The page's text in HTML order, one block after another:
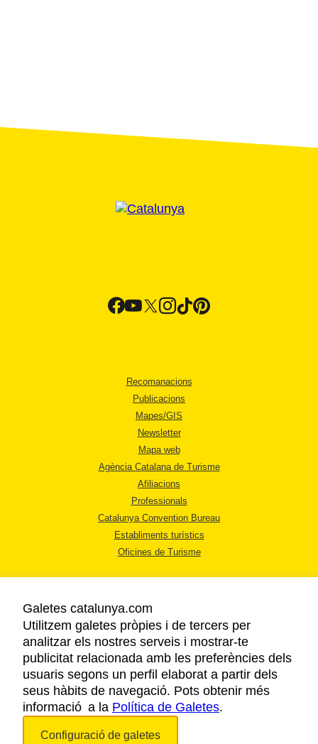
Recomanacions
Publicacions
Mapes/GIS
Newsletter
Mapa web
Agència Catalana de Turisme
Afiliacions
Professionals
Catalunya Convention Bureau
Establiments turístics
Oficines de Turisme
AVÍS LEGAL
POLÍTICA DE PRIVACITAT
COOKIES
ACCESSIBILITAT
Galetes catalunya.com
Utilitzem galetes pròpies i de tercers per
analitzar els nostres serveis i mostrar-te
publicitat relacionada amb les preferències dels
usuaris segons un perfil elaborat a partir dels
seus hàbits de navegació. Pots obtenir més
informació a la Política de Galetes.
Configuració de galetes